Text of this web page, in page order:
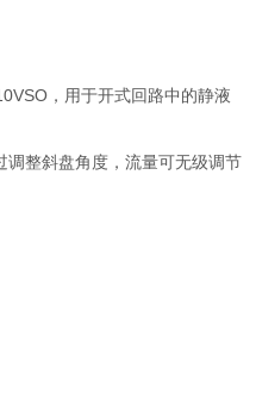
，用于开式回路中的静液
整斜盘角度，流量可无级调节